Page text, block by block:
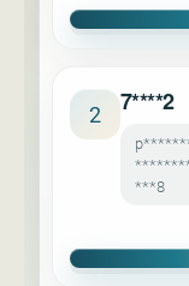
2 7****2
***8